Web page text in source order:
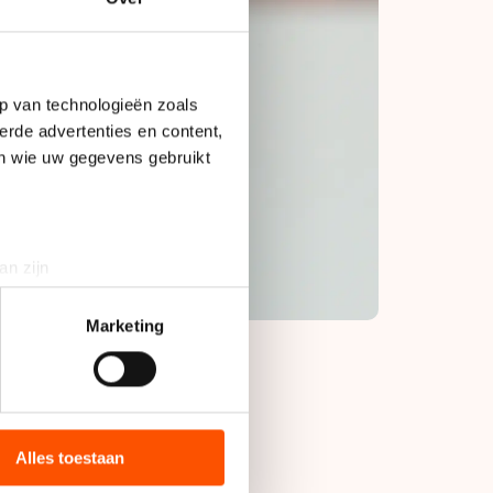
van technologieën zoals
advertenties en content,
wie uw gegevens gebruikt
zijn
detailgedeeltein. U kunt uw
advertenties en
zij hebben verzameld via
de VS, waar mogelijk geen
Marketing
Alles toestaan
Adelina Sotnikova